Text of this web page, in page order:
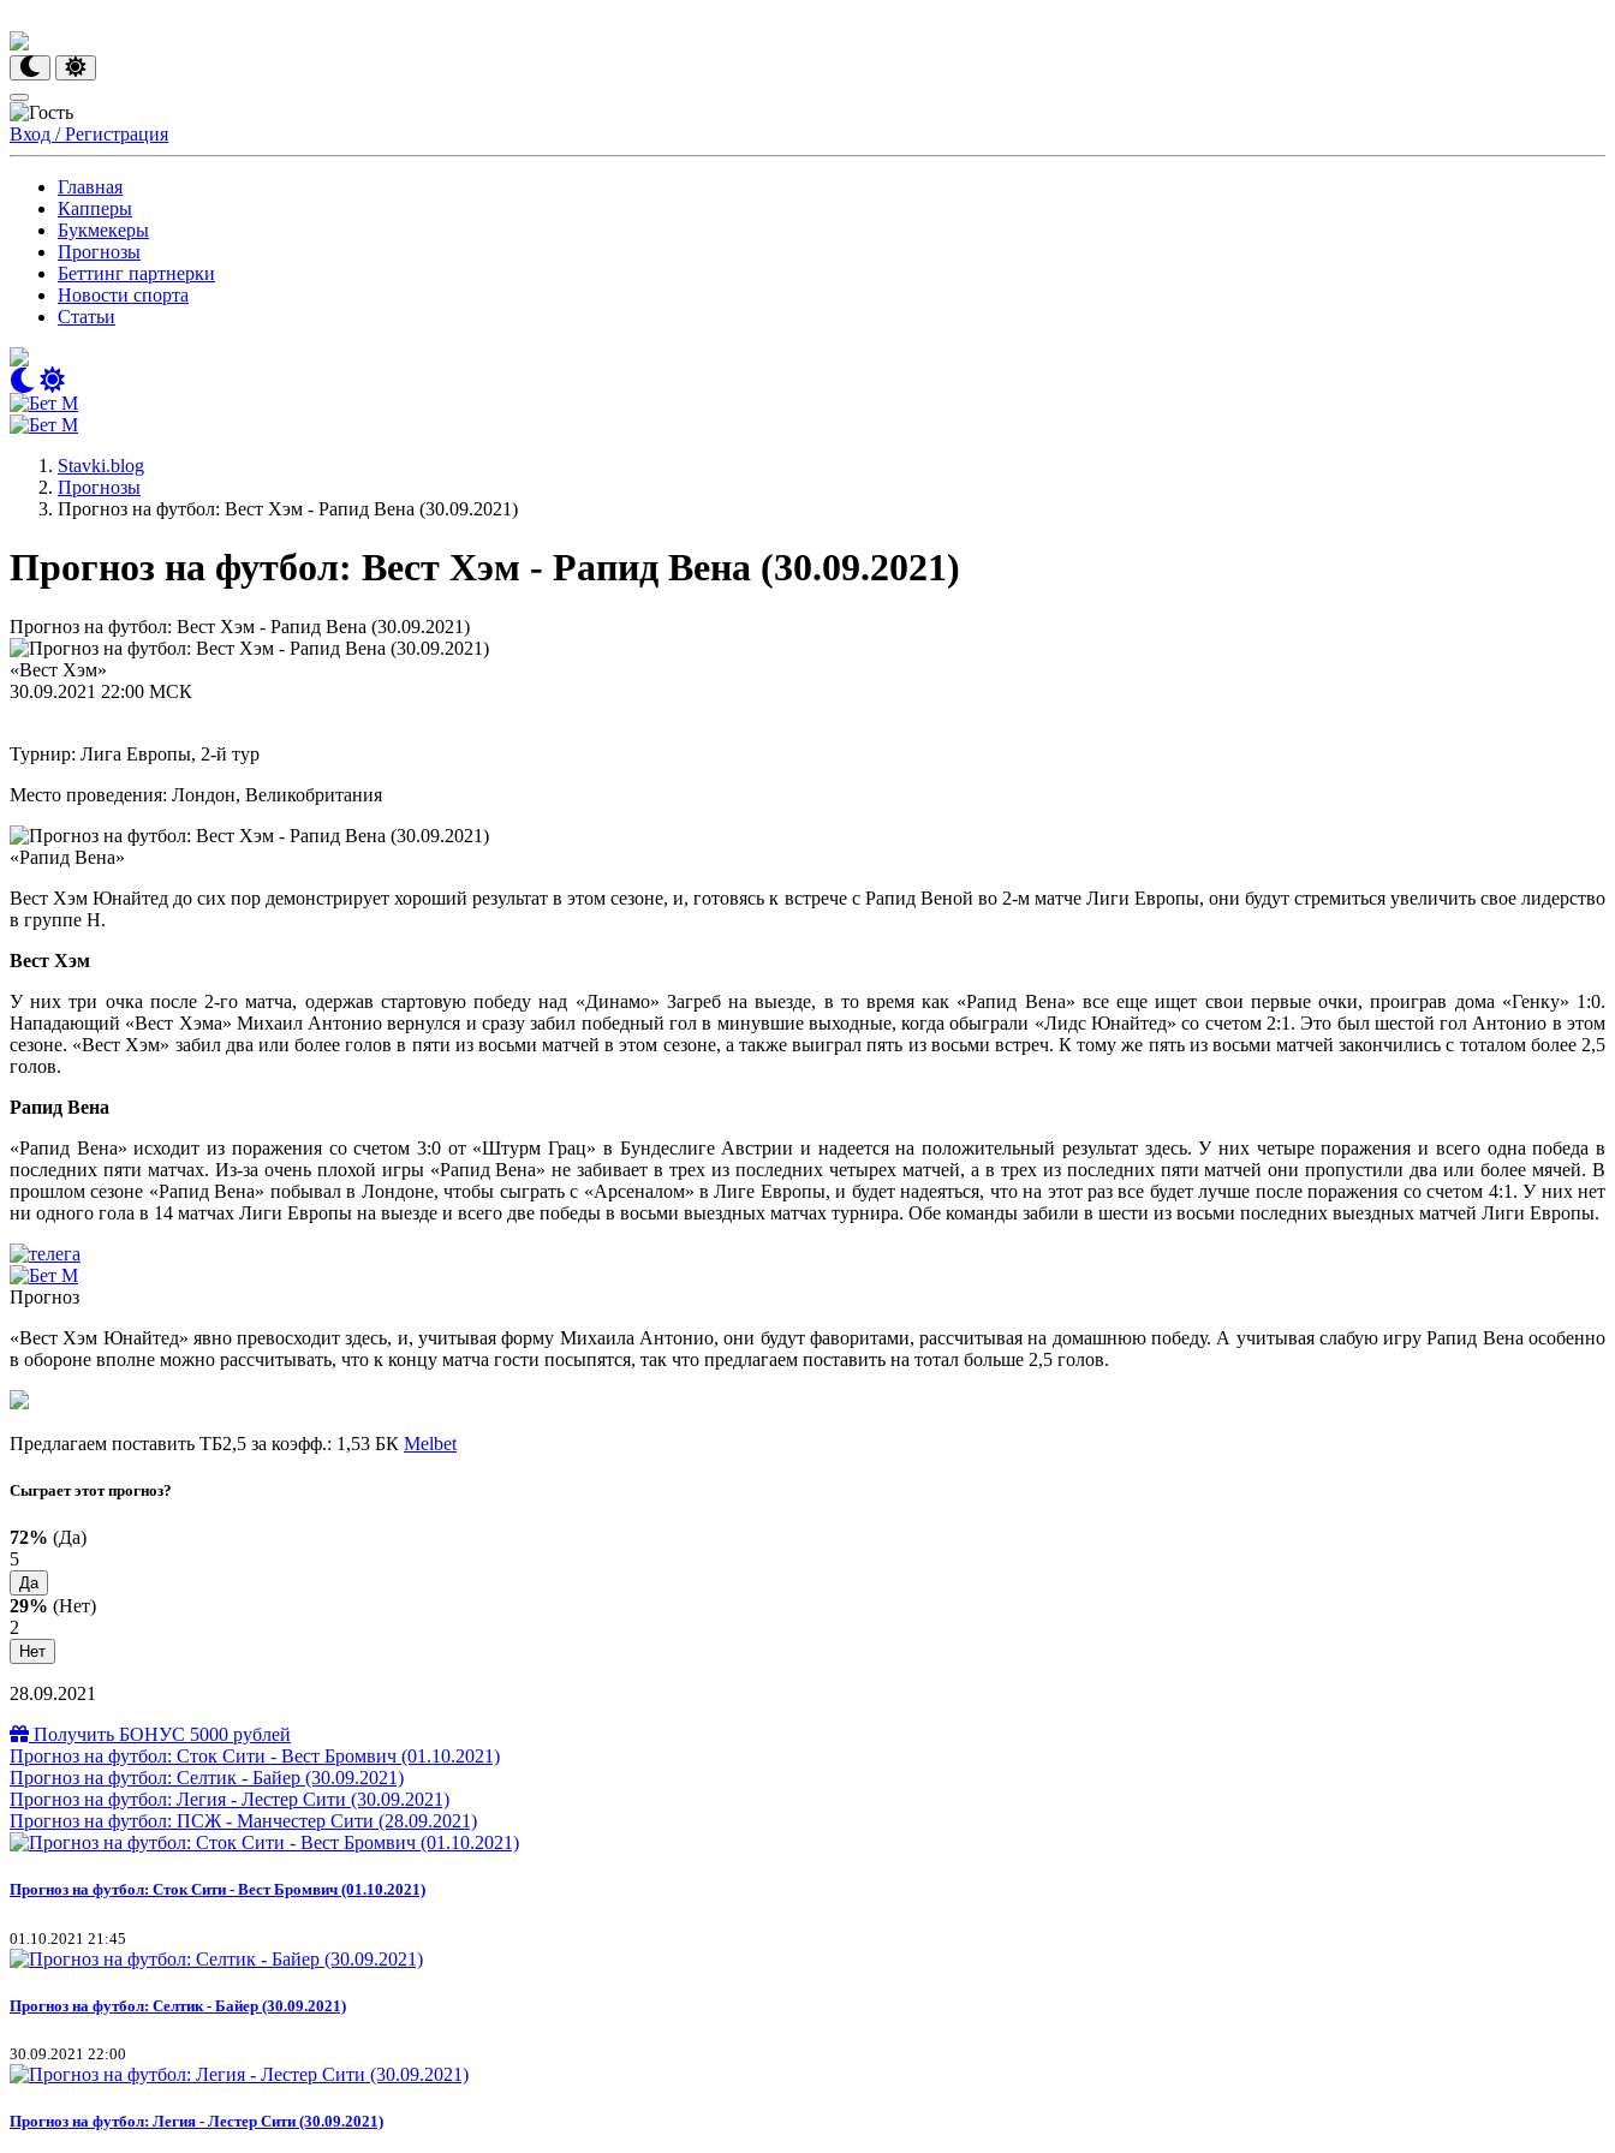
Вход / Регистрация
Главная
Капперы
Букмекеры
Прогнозы
Беттинг партнерки
Новости спорта
Статьи
Stavki.blog
Прогнозы
Прогноз на футбол: Вест Хэм - Рапид Вена (30.09.2021)
Прогноз на футбол: Вест Хэм - Рапид Вена (30.09.2021)
Прогноз на футбол: Вест Хэм - Рапид Вена (30.09.2021)
«Вест Хэм»
30.09.2021 22:00 МСК
Турнир: Лига Европы, 2-й тур
Место проведения: Лондон, Великобритания
«Рапид Вена»
Вест Хэм Юнайтед до сих пор демонстрирует хороший результат в этом сезоне, и, готовясь к встрече с Рапид Веной во 2-м матче Лиги Европы, они будут стремиться увеличить свое лидерство
в группе H.
Вест Хэм
У них три очка после 2-го матча, одержав стартовую победу над «Динамо» Загреб на выезде, в то время как «Рапид Вена» все еще ищет свои первые очки, проиграв дома «Генку» 1:0.
Нападающий «Вест Хэма» Михаил Антонио вернулся и сразу забил победный гол в минувшие выходные, когда обыграли «Лидс Юнайтед» со счетом 2:1. Это был шестой гол Антонио в этом
сезоне. «Вест Хэм» забил два или более голов в пяти из восьми матчей в этом сезоне, а также выиграл пять из восьми встреч. К тому же пять из восьми матчей закончились с тоталом более 2,5
голов.
Рапид Вена
«Рапид Вена» исходит из поражения со счетом 3:0 от «Штурм Грац» в Бундеслиге Австрии и надеется на положительный результат здесь. У них четыре поражения и всего одна победа в
последних пяти матчах. Из-за очень плохой игры «Рапид Вена» не забивает в трех из последних четырех матчей, а в трех из последних пяти матчей они пропустили два или более мячей. В
прошлом сезоне «Рапид Вена» побывал в Лондоне, чтобы сыграть с «Арсеналом» в Лиге Европы, и будет надеяться, что на этот раз все будет лучше после поражения со счетом 4:1. У них нет
ни одного гола в 14 матчах Лиги Европы на выезде и всего две победы в восьми выездных матчах турнира. Обе команды забили в шести из восьми последних выездных матчей Лиги Европы.
Прогноз
«Вест Хэм Юнайтед» явно превосходит здесь, и, учитывая форму Михаила Антонио, они будут фаворитами, рассчитывая на домашнюю победу. А учитывая слабую игру Рапид Вена особенно
в обороне вполне можно рассчитывать, что к концу матча гости посыпятся, так что предлагаем поставить на тотал больше 2,5 голов.
Предлагаем поставить ТБ2,5 за коэфф.: 1,53 БК Melbet
Сыграет этот прогноз?
72% (Да)
5
Да
29% (Нет)
2
Нет
28.09.2021
Получить БОНУС 5000 рублей
Прогноз на футбол: Сток Сити - Вест Бромвич (01.10.2021)
Прогноз на футбол: Селтик - Байер (30.09.2021)
Прогноз на футбол: Легия - Лестер Сити (30.09.2021)
Прогноз на футбол: ПСЖ - Манчестер Сити (28.09.2021)
Прогноз на футбол: Сток Сити - Вест Бромвич (01.10.2021)
01.10.2021 21:45
Прогноз на футбол: Селтик - Байер (30.09.2021)
30.09.2021 22:00
Прогноз на футбол: Легия - Лестер Сити (30.09.2021)